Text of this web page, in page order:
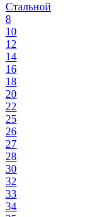
Стальной
8
10
12
14
16
18
20
22
25
26
27
28
30
32
33
34